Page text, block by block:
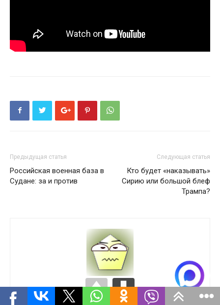
Предыдущая статья
Российская военная база в
Судане: за и против
Следующая статья
Кто будет «наказывать»
Сирию или большой блеф
Трампа?
Валерий